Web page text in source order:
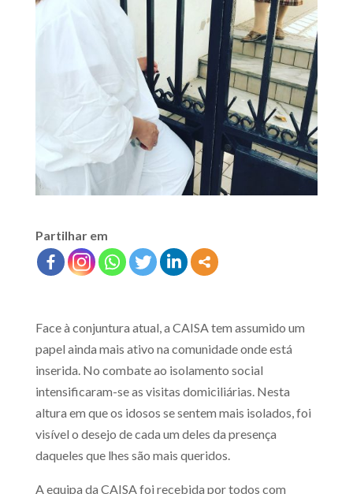
Partilhar em
Face à conjuntura atual, a CAISA tem assumido um
papel ainda mais ativo na comunidade onde está
inserida. No combate ao isolamento social
intensificaram-se as visitas domiciliárias. Nesta
altura em que os idosos se sentem mais isolados, foi
visível o desejo de cada um deles da presença
daqueles que lhes são mais queridos.
A equipa da CAISA foi recebida por todos com